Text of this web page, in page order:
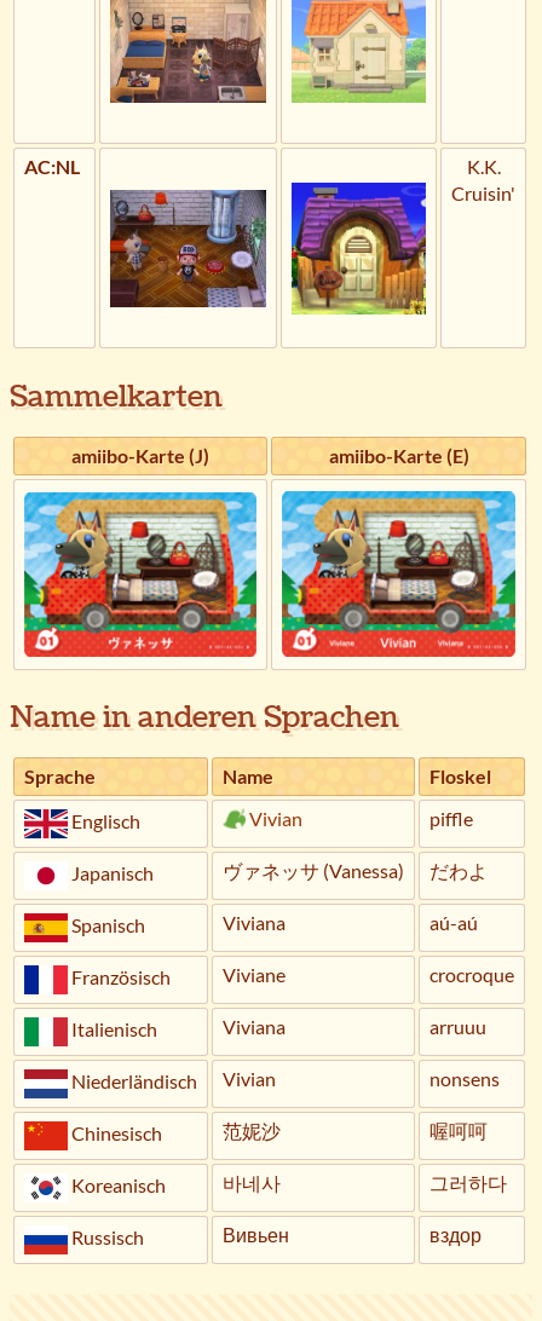
AC:NL
K.K.
Cruisin'
Sammelkarten
amiibo-Karte (J) amiibo-Karte (E)
Name in anderen Sprachen
Sprache Name
Floskel
Englisch
Vivian piffle
Japanisch ヴァネッサ (Vanessa) だわよ
Spanisch Viviana aú-aú
Französisch Viviane crocroque
Italienisch Viviana arruuu
Niederländisch Vivian nonsens
Chinesisch 范妮沙 喔呵呵
Koreanisch 바네사 그러하다
Russisch Вивьен вздор